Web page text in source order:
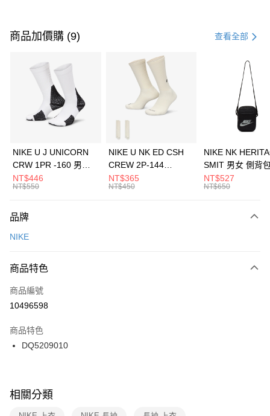
信用卡一次付款
3 期 0 利率 每期 21家銀行
合作金庫商業銀行
第一商業銀行
華南商業銀行
彰化商業銀行
上海商業儲蓄銀行
元大商業銀行
台灣樂天信用卡公司
Apple Pay
全盈+PAY
AFTEE先享後付
【關於「AFTEE先享後付」】
便利好安心！
３．安心：先確認商品／服務後，再付款。
【「AFTEE先享後付」結帳流程】
１．於結帳方式選擇「AFTEE先享後付」後，將跳轉至「AFTEE先享後付」
２．訂單成立數日內，您將收到繳費通知簡訊。
３．收到繳費通知簡訊後14天內，點擊此簡訊中的連結，可透過四大超商／
ATM／網路銀行／等多元方式進行付款，方視為交易完成。
※ 交易是否成功請以「AFTEE先享後付 」之結帳頁面顯示為準，若有關於
是否繳費成功／繳費後需取消欲退款等相關疑問，請聯繫「AFTEE先享後付
客戶支援中心」
https://netprotections.freshdesk.com/support/home
運送方式
每筆NT$100，滿NT$1,500(含以上)免運費
宅配
每筆NT$100，滿NT$1,500(含以上)免運費
付款後門市自取
每筆NT$100，滿NT$1,500(含以上)免運費
商品加價購 (9) 查看全部
NIKE U J UNICORN
CRW 1PR -160 男女
中統襪 FZ3393100
NT$446
NT$550
NIKE U NK ED CSH
CREW 2P-144
EMBRDY 男女 短統襪
FZ3073133
NT$365
NT$450
NIKE NK
SMIT 男女 側背
BA5871010
NT$527
NT$650
品牌
NIKE
商品特色
商品編號
10496598
商品特色
DQ5209010
相關分類